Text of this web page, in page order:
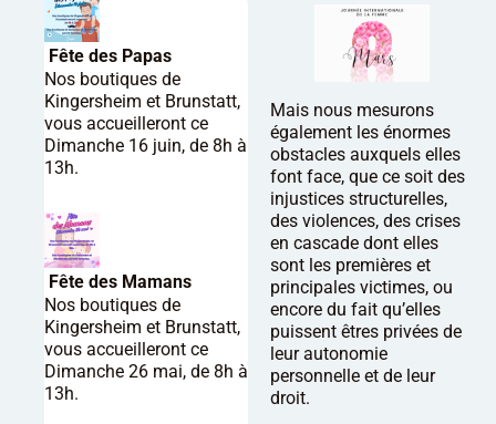
Fête des Papas
Nos boutiques de
Kingersheim et Brunstatt,
vous accueilleront ce
Dimanche 16 juin, de 8h à
13h.
Fête des Mamans
Nos boutiques de
Kingersheim et Brunstatt,
vous accueilleront ce
Dimanche 26 mai, de 8h à
13h.
Mais nous mesurons
également les énormes
obstacles auxquels elles
font face, que ce soit des
injustices structurelles,
des violences, des crises
en cascade dont elles
sont les premières et
principales victimes, ou
encore du fait qu’elles
puissent êtres privées de
leur autonomie
personnelle et de leur
droit.